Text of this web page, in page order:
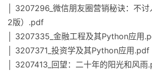
│ 3207296_微信朋友圈营销秘诀：不
2版）.pdf
│ 3207335_金融工程及其Python应用
│ 3207371_投资学及其Python应用.pdf
│ 3207413_回望：二十年的阳光和风雨